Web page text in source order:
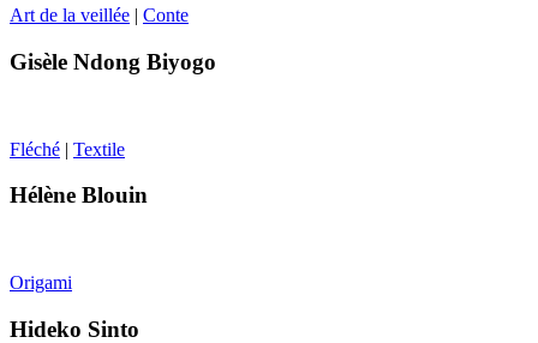
Art de la veillée | Conte
Gisèle Ndong Biyogo
Fléché | Textile
Hélène Blouin
Origami
Hideko Sinto